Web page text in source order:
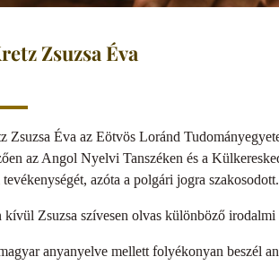
Zsuzsa Éva
Zsuzsa Éva az Eötvös Loránd
az Angol Nyelvi Tanszéken és a
azóta a polgári jogra szakosodott.
kívül Zsuzsa szívesen olvas különböző
anyanyelve mellett folyékonyan beszél